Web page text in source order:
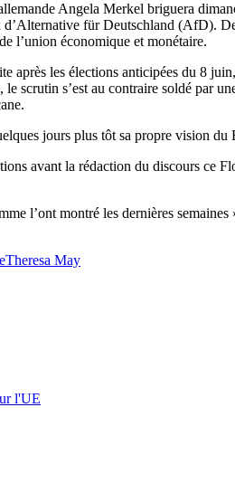
Angela Merkel briguera
für Deutschland (AfD).
l’union économique et monétaire.
après les élections anticipées du 8
s’est au contraire soldé par
jours plus tôt sa propre vision du
avant la rédaction du discours ce
l’ont montré les dernières
Theresa May
l'UE